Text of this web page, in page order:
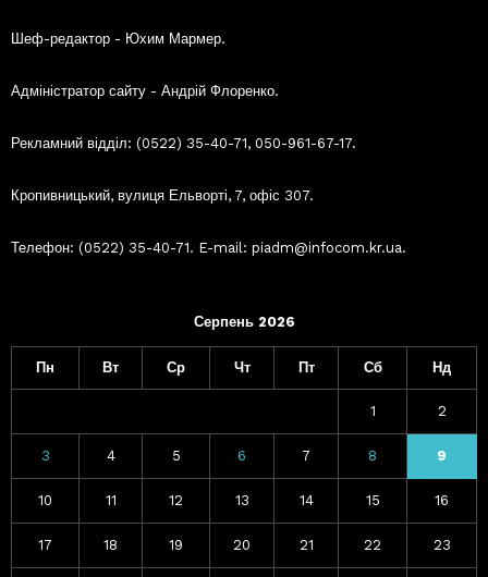
Шеф-редактор - Юхим Мармер.
Адміністратор сайту - Андрій Флоренко.
Рекламний відділ: (0522) 35-40-71, 050-961-67-17.
Кропивницький, вулиця Ельворті, 7, офіс 307.
Телефон: (0522) 35-40-71. E-mail: piadm@infocom.kr.ua.
Серпень 2026
Пн Вт Ср Чт Пт Сб Нд
1 2
3 4 5 6 7 8 9
10 11 12 13 14 15 16
17 18 19 20 21 22 23